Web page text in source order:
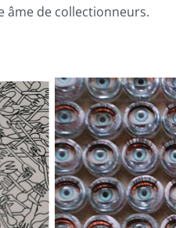
âme de collectionneurs.